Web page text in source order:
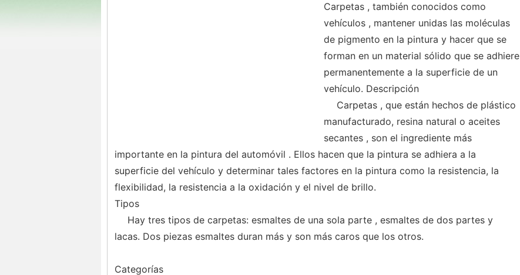
Carpetas , también conocidos como
vehículos , mantener unidas las moléculas
de pigmento en la pintura y hacer que se
forman en un material sólido que se adhiere
permanentemente a la superficie de un
vehículo. Descripción
Carpetas , que están hechos de plástico
manufacturado, resina natural o aceites
secantes , son el ingrediente más
importante en la pintura del automóvil . Ellos hacen que la pintura se adhiera a la
superficie del vehículo y determinar tales factores en la pintura como la resistencia, la
flexibilidad, la resistencia a la oxidación y el nivel de brillo.
Tipos
Hay tres tipos de carpetas: esmaltes de una sola parte , esmaltes de dos partes y
lacas. Dos piezas esmaltes duran más y son más caros que los otros.
Categorías